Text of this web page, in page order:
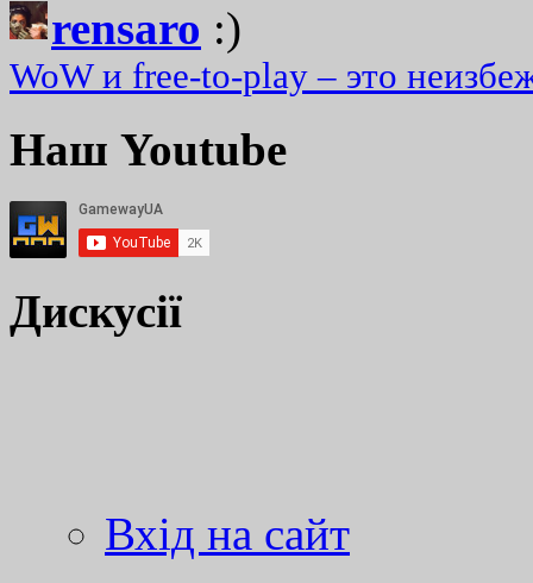
rensaro :)
WoW и free-to-play – это
Наш Youtube
Дискусії
Вхід на сайт